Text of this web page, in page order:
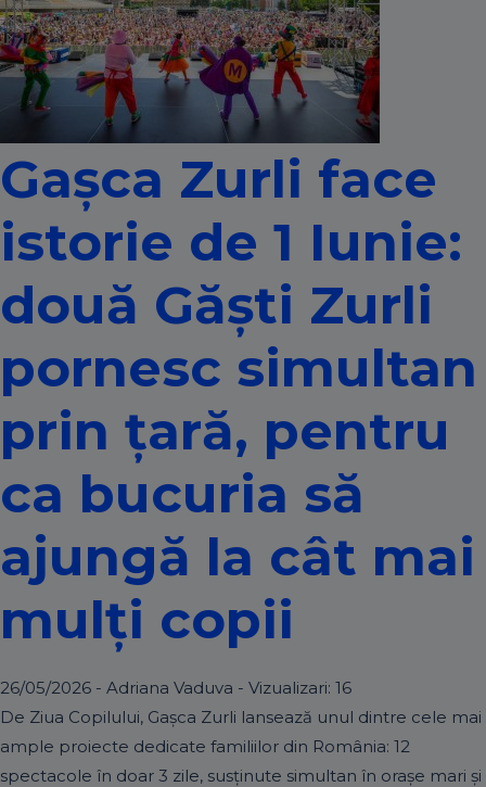
Gașca Zurli face
istorie de 1 Iunie:
două Găști Zurli
pornesc simultan
prin țară, pentru
ca bucuria să
ajungă la cât mai
mulți copii
26/05/2026 - Adriana Vaduva - Vizualizari: 16
De Ziua Copilului, Gașca Zurli lansează unul dintre cele mai
ample proiecte dedicate familiilor din România: 12
spectacole în doar 3 zile, susținute simultan în orașe mari și